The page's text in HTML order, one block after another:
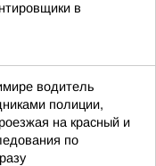
в
водитель
полиции,
на красный и
по